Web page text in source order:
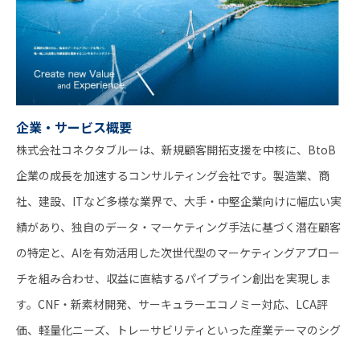
企業・サービス概要
株式会社コネクタブルーは、新規顧客開拓支援を中核に、BtoB
企業の成長を加速するコンサルティング会社です。製造業、商
社、建設、ITなど多様な業界で、大手・中堅企業向けに幅広い実
績があり、独自のデータ・マーケティング手法に基づく潜在顧客
の特定と、AIを有効活用した次世代型のマーケティングアプロー
チを組み合わせ、収益に直結するパイプライン創出を実現しま
す。CNF・新素材開発、サーキュラーエコノミー対応、LCA評
価、軽量化ニーズ、トレーサビリティといった産業テーマのシグ